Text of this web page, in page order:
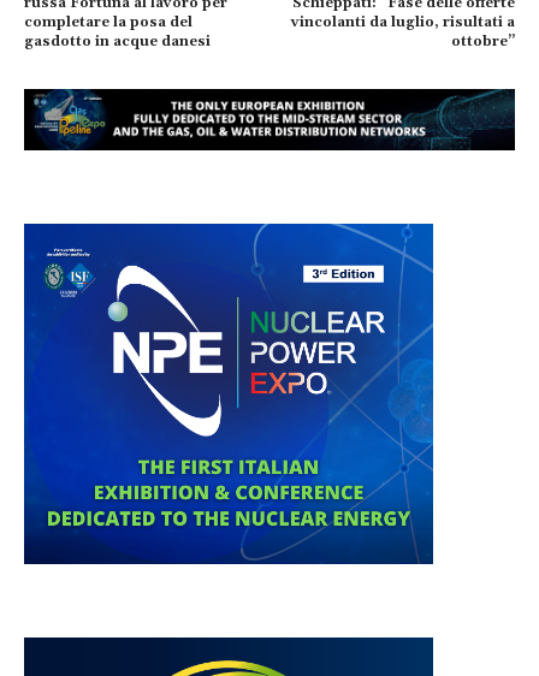
completare la posa del
gasdotto in acque danesi
vincolanti da luglio, risultati a
ottobre”